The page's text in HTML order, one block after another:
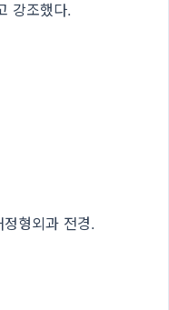
강조했다.
정형외과 전경.